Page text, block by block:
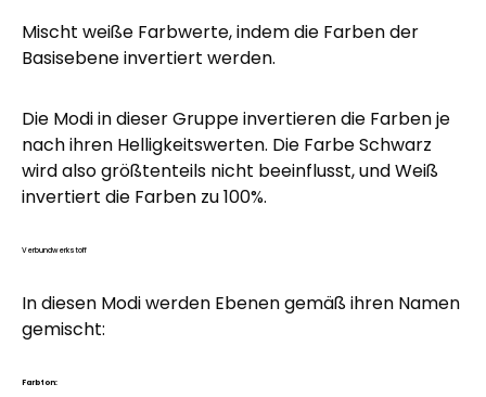
Mischt weiße Farbwerte, indem die Farben der
Basisebene invertiert werden.
Die Modi in dieser Gruppe invertieren die Farben je
nach ihren Helligkeitswerten. Die Farbe Schwarz
wird also größtenteils nicht beeinflusst, und Weiß
invertiert die Farben zu 100%.
Verbundwerkstoff
In diesen Modi werden Ebenen gemäß ihren Namen
gemischt:
Farbton: